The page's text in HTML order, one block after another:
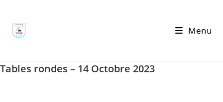
content
Menu
Tables rondes – 14 Octobre 2023